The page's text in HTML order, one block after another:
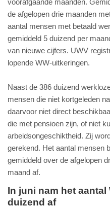
voorafgaande maanden.
de afgelopen drie maanden
aantal mensen met betaald
gemiddeld 5 duizend per
van nieuwe cijfers. UWV
lopende WW-uitkeringen.
Naast de 386 duizend
mensen die niet kortgeleden
daarvoor niet direct
die met pensioen zijn, of niet
arbeidsongeschiktheid. Zij
gerekend. Het aantal mensen
gemiddeld over de afgelopen
maand af.
In juni nam het aantal
duizend af